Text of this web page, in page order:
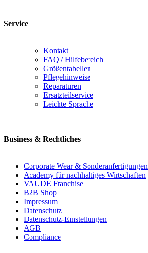
Service
Kontakt
FAQ / Hilfebereich
Größentabellen
Pflegehinweise
Reparaturen
Ersatzteilservice
Leichte Sprache
Business & Rechtliches
Corporate Wear & Sonderanfertigungen
Academy für nachhaltiges Wirtschaften
VAUDE Franchise
B2B Shop
Impressum
Datenschutz
Datenschutz-Einstellungen
AGB
Compliance